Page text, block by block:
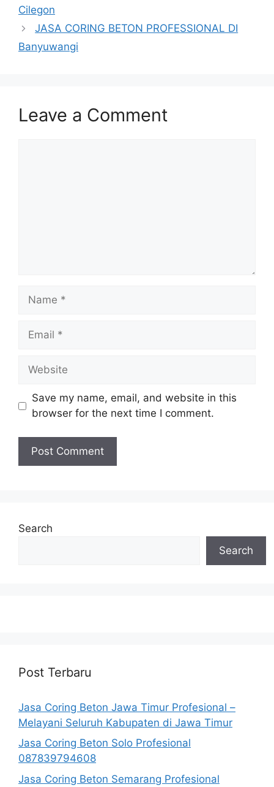
Cilegon
JASA CORING BETON PROFESSIONAL DI
Banyuwangi
Leave a Comment
Name
Email
Website
Save my name, email, and website in this
browser for the next time I comment.
Search
Search
Post Terbaru
Jasa Coring Beton Jawa Timur Profesional –
Melayani Seluruh Kabupaten di Jawa Timur
Jasa Coring Beton Solo Profesional
087839794608
Jasa Coring Beton Semarang Profesional